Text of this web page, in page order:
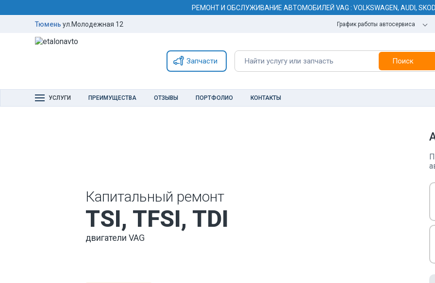
РЕМОНТ И ОБСЛУЖИВАНИЕ АВТОМОБИЛЕЙ VAG : VOLKSWAGEN, AUDI,
Тюмень ул.Молодежная 12 График работы автосервиса
Запчасти Поиск
УСЛУГИ ПРЕИМУЩЕСТВА ОТЗЫВЫ ПОРТФОЛИО КОНТАКТЫ
Капитальный ремонт
TSI, TFSI, TDI
двигатели VAG